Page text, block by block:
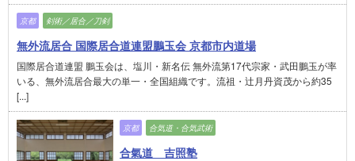
京都 剣術／居合／刀剣
無外流居合 国際居合道連盟鵬玉会 京都市内道場
国際居合道連盟 鵬玉会は、塩川・新名伝 無外流第17代宗家・武田鵬玉が率
いる、無外流居合最大の単一・全国組織です。流祖・辻月丹資茂から約35
[...]
京都 合気道・合気武術
合氣道 吉照塾